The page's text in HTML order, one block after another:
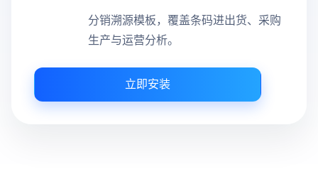
分销溯源模板，覆盖条码进出货、采购
生产与运营分析。
立即安装